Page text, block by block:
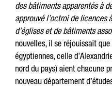
des bâtiments apparentés à
approuvé l’octroi de licences
d’églises et de bâtiments
nouvelles, il se réjouissait
égyptiennes, celle
nord du pays) aient chacune
nouveau département